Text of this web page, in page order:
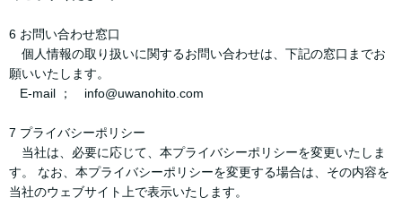
6 お問い合わせ窓口
個人情報の取り扱いに関するお問い合わせは、下記の窓口までお
願いいたします。
E-mail ； info@uwanohito.com
7 プライバシーポリシー
当社は、必要に応じて、本プライバシーポリシーを変更いたしま
す。 なお、本プライバシーポリシーを変更する場合は、その内容を
当社のウェブサイト上で表示いたします。